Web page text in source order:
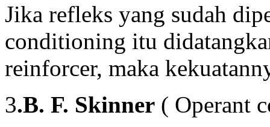
Jika refleks yang sudah
conditioning itu
reinforcer, maka
3.B. F. Skinner ( Operant